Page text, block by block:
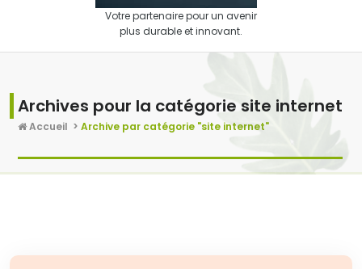
Votre partenaire pour un avenir
plus durable et innovant.
Archives pour la catégorie site internet
Accueil > Archive par catégorie "site internet"